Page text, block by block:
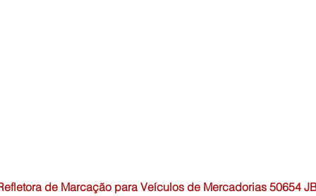
de Marcação para Veículos de Mercadorias 50654